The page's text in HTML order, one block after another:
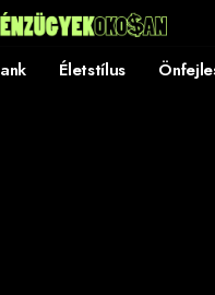
Életstílus